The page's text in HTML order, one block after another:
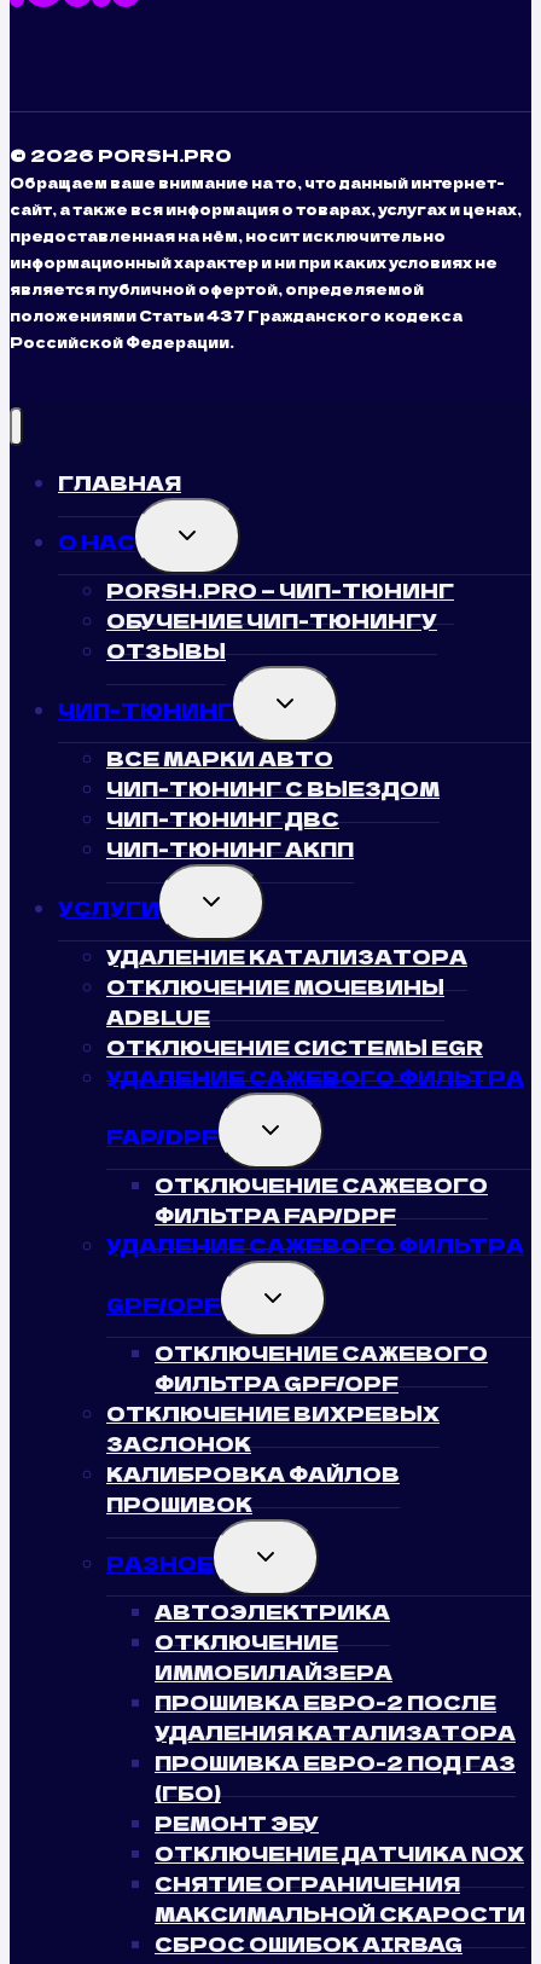
© 2026 PORSH.PRO
Обращаем ваше внимание на то, что данный интернет-
сайт, а также вся информация о товарах, услугах и ценах,
предоставленная на нём, носит исключительно
информационный характер и ни при каких условиях не
является публичной офертой, определяемой
положениями Статьи 437 Гражданского кодекса
Российской Федерации.
ГЛАВНАЯ
О НАС TOGGLE
CHILD
MENU
PORSH.PRO — ЧИП-ТЮНИНГ
ОБУЧЕНИЕ ЧИП-ТЮНИНГУ
ОТЗЫВЫ
ЧИП-ТЮНИНГ TOGGLE
CHILD
MENU
ВСЕ МАРКИ АВТО
ЧИП-ТЮНИНГ С ВЫЕЗДОМ
ЧИП-ТЮНИНГ ДВС
ЧИП-ТЮНИНГ АКПП
УСЛУГИ TOGGLE
CHILD
MENU
УДАЛЕНИЕ КАТАЛИЗАТОРА
ОТКЛЮЧЕНИЕ МОЧЕВИНЫ
ADBLUE
ОТКЛЮЧЕНИЕ СИСТЕМЫ EGR
УДАЛЕНИЕ САЖЕВОГО ФИЛЬТРА
FAP/DPF TOGGLE
CHILD
MENU
ОТКЛЮЧЕНИЕ САЖЕВОГО
ФИЛЬТРА FAP/DPF
УДАЛЕНИЕ САЖЕВОГО ФИЛЬТРА
GPF/OPF TOGGLE
CHILD
MENU
ОТКЛЮЧЕНИЕ САЖЕВОГО
ФИЛЬТРА GPF/OPF
ОТКЛЮЧЕНИЕ ВИХРЕВЫХ
ЗАСЛОНОК
КАЛИБРОВКА ФАЙЛОВ
ПРОШИВОК
РАЗНОЕ TOGGLE
CHILD
MENU
АВТОЭЛЕКТРИКА
ОТКЛЮЧЕНИЕ
ИММОБИЛАЙЗЕРА
ПРОШИВКА ЕВРО-2 ПОСЛЕ
УДАЛЕНИЯ КАТАЛИЗАТОРА
ПРОШИВКА ЕВРО-2 ПОД ГАЗ
(ГБО)
РЕМОНТ ЭБУ
ОТКЛЮЧЕНИЕ ДАТЧИКА NOX
СНЯТИЕ ОГРАНИЧЕНИЯ
МАКСИМАЛЬНОЙ СКАРОСТИ
СБРОС ОШИБОК AIRBAG